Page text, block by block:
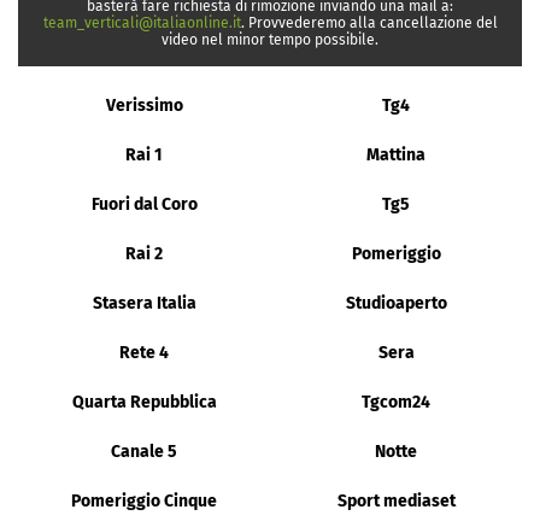
basterà fare richiesta di rimozione inviando una mail a:
team_verticali@italiaonline.it. Provvederemo alla cancellazione del
video nel minor tempo possibile.
Verissimo Tg4
Rai 1 Mattina
Fuori dal Coro Tg5
Rai 2 Pomeriggio
Stasera Italia Studioaperto
Rete 4 Sera
Quarta Repubblica Tgcom24
Canale 5 Notte
Pomeriggio Cinque Sport mediaset